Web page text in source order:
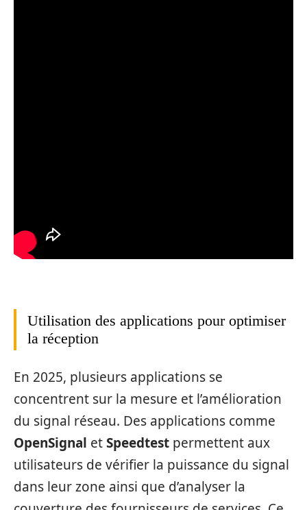
Utilisation des applications pour optimiser
la réception
En 2025, plusieurs applications se
concentrent sur la mesure et l’amélioration
du signal réseau. Des applications comme
OpenSignal etSpeedtest permettent aux
utilisateurs de vérifier la puissance du signal
dans leur zone ainsi que d’analyser la